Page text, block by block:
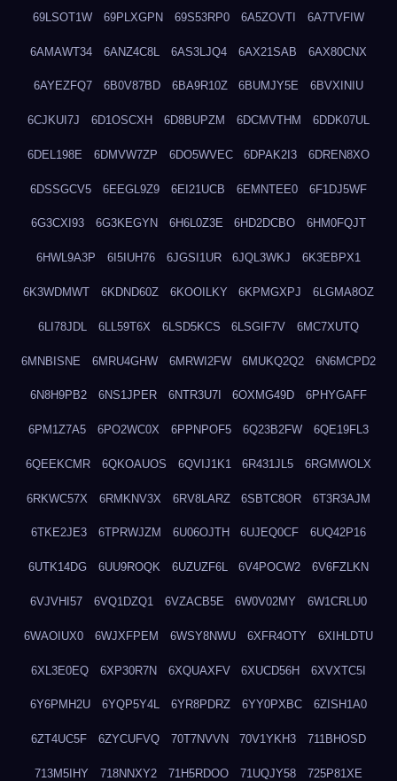
69LSOT1W 69PLXGPN 69S53RP0 6A5ZOVTI 6A7TVFIW
6AMAWT34 6ANZ4C8L 6AS3LJQ4 6AX21SAB 6AX80CNX
6AYEZFQ7 6B0V87BD 6BA9R10Z 6BUMJY5E 6BVXINIU
6CJKUI7J 6D1OSCXH 6D8BUPZM 6DCMVTHM 6DDK07UL
6DEL198E 6DMVW7ZP 6DO5WVEC 6DPAK2I3 6DREN8XO
6DSSGCV5 6EEGL9Z9 6EI21UCB 6EMNTEE0 6F1DJ5WF
6G3CXI93 6G3KEGYN 6H6L0Z3E 6HD2DCBO 6HM0FQJT
6HWL9A3P 6I5IUH76 6JGSI1UR 6JQL3WKJ 6K3EBPX1
6K3WDMWT 6KDND60Z 6KOOILKY 6KPMGXPJ 6LGMA8OZ
6LI78JDL 6LL59T6X 6LSD5KCS 6LSGIF7V 6MC7XUTQ
6MNBISNE 6MRU4GHW 6MRWI2FW 6MUKQ2Q2 6N6MCPD2
6N8H9PB2 6NS1JPER 6NTR3U7I 6OXMG49D 6PHYGAFF
6PM1Z7A5 6PO2WC0X 6PPNPOF5 6Q23B2FW 6QE19FL3
6QEEKCMR 6QKOAUOS 6QVIJ1K1 6R431JL5 6RGMWOLX
6RKWC57X 6RMKNV3X 6RV8LARZ 6SBTC8OR 6T3R3AJM
6TKE2JE3 6TPRWJZM 6U06OJTH 6UJEQ0CF 6UQ42P16
6UTK14DG 6UU9ROQK 6UZUZF6L 6V4POCW2 6V6FZLKN
6VJVHI57 6VQ1DZQ1 6VZACB5E 6W0V02MY 6W1CRLU0
6WAOIUX0 6WJXFPEM 6WSY8NWU 6XFR4OTY 6XIHLDTU
6XL3E0EQ 6XP30R7N 6XQUAXFV 6XUCD56H 6XVXTC5I
6Y6PMH2U 6YQP5Y4L 6YR8PDRZ 6YY0PXBC 6ZISH1A0
6ZT4UC5F 6ZYCUFVQ 70T7NVVN 70V1YKH3 711BHOSD
713M5IHY 718NNXY2 71H5RDOO 71UQJY58 725P81XE